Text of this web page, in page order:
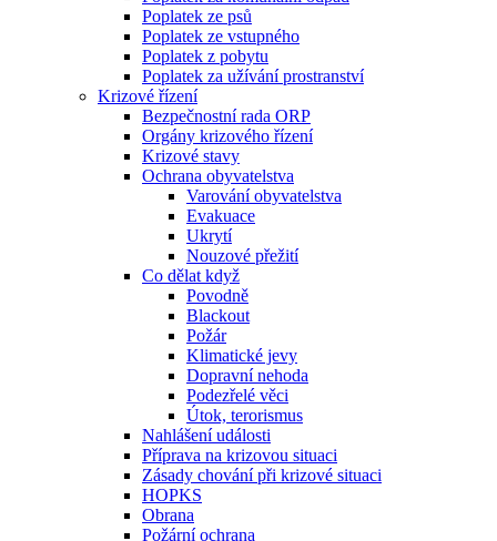
Poplatek ze psů
Poplatek ze vstupného
Poplatek z pobytu
Poplatek za užívání prostranství
Krizové řízení
Bezpečnostní rada ORP
Orgány krizového řízení
Krizové stavy
Ochrana obyvatelstva
Varování obyvatelstva
Evakuace
Ukrytí
Nouzové přežití
Co dělat když
Povodně
Blackout
Požár
Klimatické jevy
Dopravní nehoda
Podezřelé věci
Útok, terorismus
Nahlášení události
Příprava na krizovou situaci
Zásady chování při krizové situaci
HOPKS
Obrana
Požární ochrana